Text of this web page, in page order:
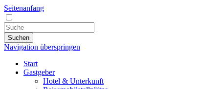
Seitenanfang
Suchen
Navigation überspringen
Start
Gastgeber
Hotel & Unterkunft